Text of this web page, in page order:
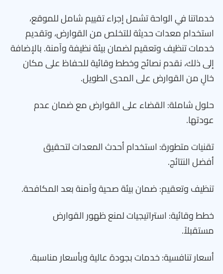
خدماتنا في الواحة تشمل إجراء تقييم شامل للموقع،
استخدام معدات حديثة للتخلص من القوارض، وتقديم
خدمات تنظيف وتعقيم لضمان بيئة نظيفة وآمنة. بالإضافة
إلى ذلك، نقدم نصائح وخطط وقائية للحفاظ على مكان
خالٍ من القوارض على المدى الطويل.
حلول شاملة: القضاء على القوارض مع ضمان عدم
عودتها.
تقنيات متطورة: استخدام أحدث المعدات لتحقيق
أفضل النتائج.
تنظيف وتعقيم: ضمان بيئة صحية وآمنة بعد المكافحة.
خطط وقائية: استراتيجيات لمنع ظهور القوارض
مستقبلاً.
أسعار تنافسية: خدمات بجودة عالية وبأسعار مناسبة.